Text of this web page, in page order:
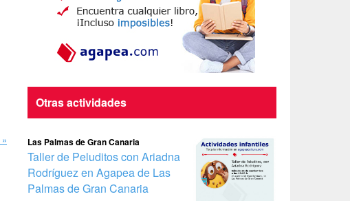
Otras actividades
Las Palmas de Gran Canaria
Taller de Peluditos con Ariadna
Rodríguez en Agapea de Las
Palmas de Gran Canaria